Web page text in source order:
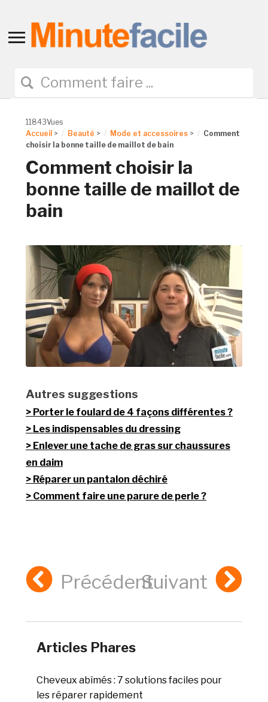
Toggle
navigation
11843Vues
Accueil > Beauté > Mode et accessoires >
Comment
choisir la bonne taille de maillot de bain
Comment choisir la
bonne taille de maillot de
bain
Autres suggestions
Porter le foulard de 4 façons différentes ?
Les indispensables du dressing
Enlever une tache de gras sur chaussures
en daim
Réparer un pantalon déchiré
Comment faire une parure de perle ?
PrécédentSuivant
Articles Phares
Cheveux abîmés : 7 solutions faciles pour
les réparer rapidement